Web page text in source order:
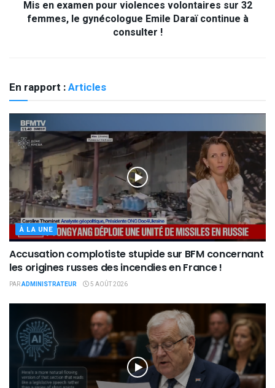
Mis en examen pour violences volontaires sur 32
femmes, le gynécologue Emile Daraï continue à
consulter !
En rapport :Articles
À LA UNE
Accusation complotiste stupide sur BFM concernant
les origines russes des incendies en France !
PARADMINISTRATEUR 5 AOÛT 2026